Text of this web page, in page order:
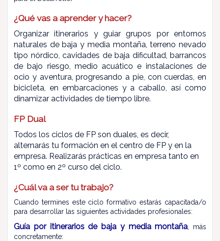
¿Qué vas a aprender y hacer?
Organizar itinerarios y guiar grupos por entornos
naturales de baja y media montaña, terreno nevado
tipo nórdico, cavidades de baja dificultad, barrancos
de bajo riesgo, medio acuático e instalaciones de
ocio y aventura, progresando a pie, con cuerdas, en
bicicleta, en embarcaciones y a caballo, así como
dinamizar actividades de tiempo libre.
FP Dual
Todos los ciclos de FP son duales, es decir,
alternarás tu formación en el centro de FP y en la
empresa. Realizarás prácticas en empresa tanto en
1º como en 2º curso del ciclo.
¿Cuál va a ser tu trabajo?
Cuando termines este ciclo formativo estarás capacitada/o
para desarrollar las siguientes actividades profesionales:
Guía por itinerarios de baja y media montaña , más
concretamente: